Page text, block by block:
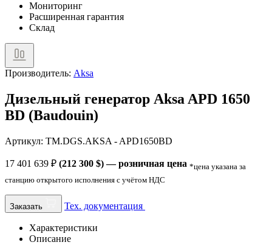
Мониторинг
Расширенная гарантия
Склад
Производитель: Aksa
Дизельный генератор Aksa APD 1650
BD (Baudouin)
Артикул: TM.DGS.AKSA - APD1650BD
17 401 639 ₽ (212 300 $) — розничная цена *цена указана за
станцию открытого исполнения с учётом НДС
Заказать Тех. документация
Характеристики
Описание